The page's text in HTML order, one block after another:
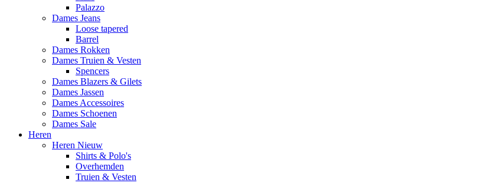
Palazzo
Dames Jeans
Loose tapered
Barrel
Dames Rokken
Dames Truien & Vesten
Spencers
Dames Blazers & Gilets
Dames Jassen
Dames Accessoires
Dames Schoenen
Dames Sale
Heren
Heren Nieuw
Shirts & Polo's
Overhemden
Truien & Vesten